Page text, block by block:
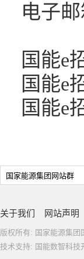
电子邮
国能e
国能e
国能e
关于我们 网站声明
版权所有: 国家能源集
技术支持: 国能数智科技